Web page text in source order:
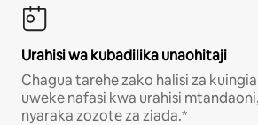
Urahisi wa kubadilika unaohitaji
Chagua tarehe zako halisi za
uweke nafasi kwa urahisi
nyaraka zozote za ziada.*